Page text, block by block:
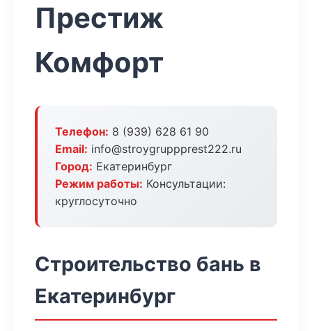
Престиж
Комфорт
Телефон: 8 (939) 628 61 90
Email: info@stroygruppprest222.ru
Город: Екатеринбург
Режим работы: Консультации:
круглосуточно
Строительство бань в
Екатеринбург